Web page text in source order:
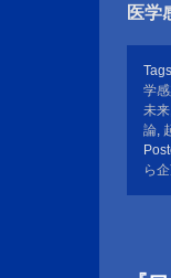
医学
学
未来
論,
ら